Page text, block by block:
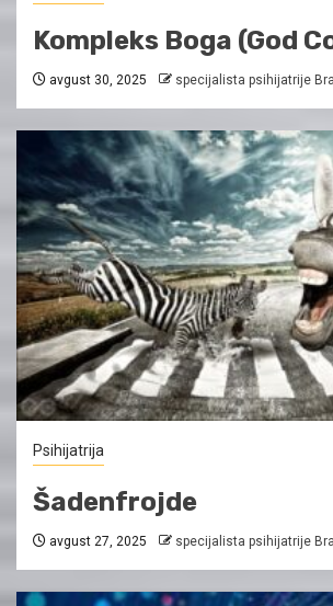
Kompleks Boga (God
avgust 30, 2025 specijalista psihijatrije
Psihijatrija
Šadenfrojde
avgust 27, 2025 specijalista psihijatrije